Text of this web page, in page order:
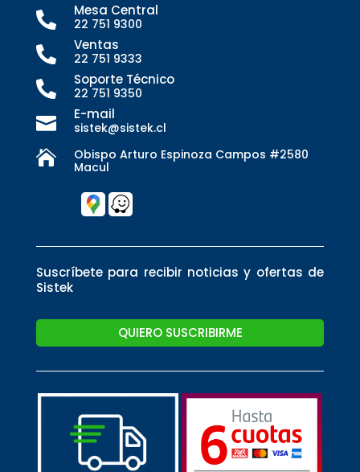
 Mesa Central
22 751 9300
 Ventas
22 751 9333
 Soporte Técnico
22 751 9350
 E-mail
sistek@sistek.cl

Obispo Arturo Espinoza Campos #2580
Macul
Suscríbete para recibir noticias y ofertas de
Sistek
QUIERO SUSCRIBIRME